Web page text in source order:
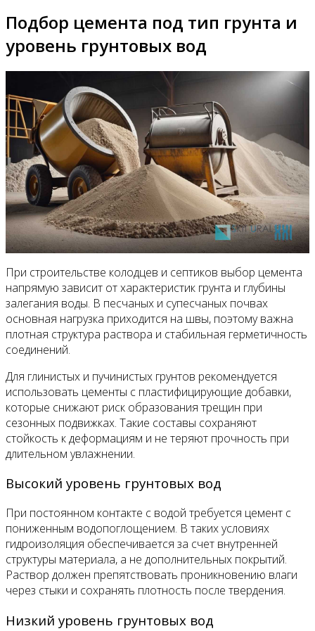
Подбор цемента под тип грунта и
уровень грунтовых вод
При строительстве колодцев и септиков выбор цемента
напрямую зависит от характеристик грунта и глубины
залегания воды. В песчаных и супесчаных почвах
основная нагрузка приходится на швы, поэтому важна
плотная структура раствора и стабильная герметичность
соединений.
Для глинистых и пучинистых грунтов рекомендуется
использовать цементы с пластифицирующие добавки,
которые снижают риск образования трещин при
сезонных подвижках. Такие составы сохраняют
стойкость к деформациям и не теряют прочность при
длительном увлажнении.
Высокий уровень грунтовых вод
При постоянном контакте с водой требуется цемент с
пониженным водопоглощением. В таких условиях
гидроизоляция обеспечивается за счет внутренней
структуры материала, а не дополнительных покрытий.
Раствор должен препятствовать проникновению влаги
через стыки и сохранять плотность после твердения.
Низкий уровень грунтовых вод